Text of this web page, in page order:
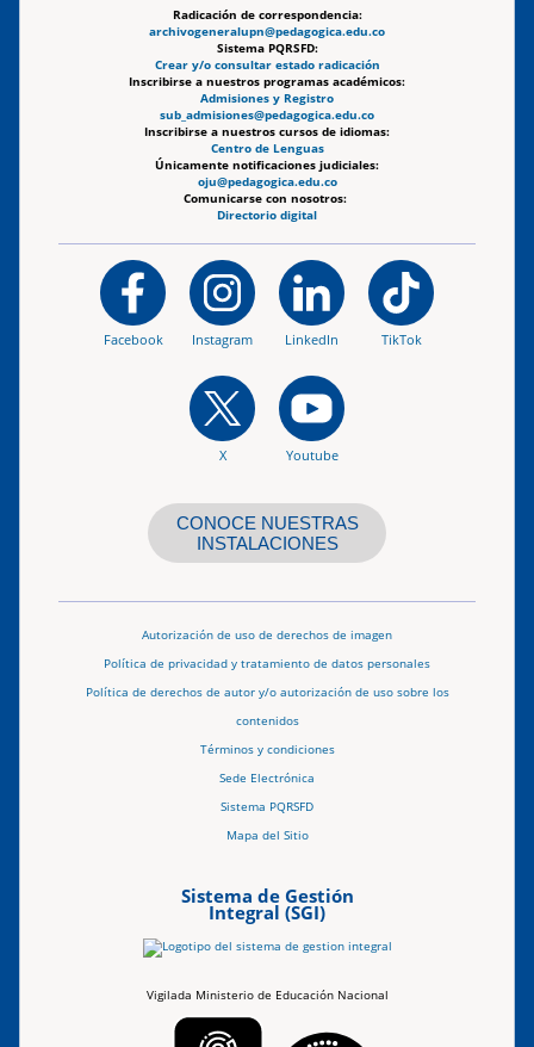
Radicación de correspondencia:
archivogeneralupn@pedagogica.edu.co
Sistema PQRSFD:
Crear y/o consultar estado radicación
Inscribirse a nuestros programas académicos:
Admisiones y Registro
sub_admisiones@pedagogica.edu.co
Inscribirse a nuestros cursos de idiomas:
Centro de Lenguas
Únicamente notificaciones judiciales:
oju@pedagogica.edu.co
Comunicarse con nosotros:
Directorio digital
Facebook Instagram LinkedIn TikTok
X Youtube
CONOCE NUESTRAS
INSTALACIONES
Autorización de uso de derechos de imagen
Política de privacidad y tratamiento de datos personales
Política de derechos de autor y/o autorización de uso sobre los
contenidos
Términos y condiciones
Sede Electrónica
Sistema PQRSFD
Mapa del Sitio
Sistema de Gestión
Integral (SGI)
Vigilada Ministerio de Educación Nacional